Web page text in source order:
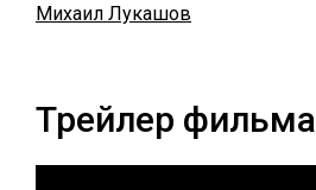
Михаил Лукашов
Трейлер фильма